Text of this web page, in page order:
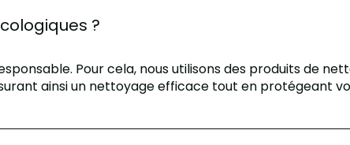
?
Pour cela, nous utilisons des produits de
ainsi un nettoyage efficace tout en protégeant